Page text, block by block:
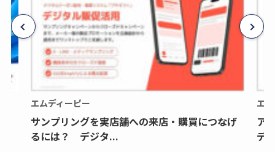
エムディーピー
サンプリングを実店舗への来店・購買につなげ
るには？ デジタ...
エ
ア
デ